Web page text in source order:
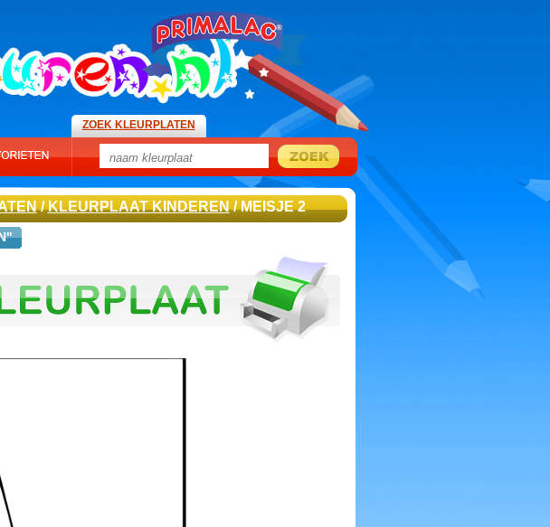
ZOEK KLEURPLATEN
/KLEURPLAAT KINDEREN/ MEISJE 2